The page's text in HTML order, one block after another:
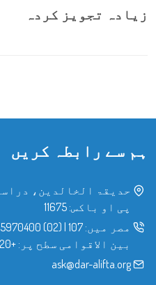
زیادہ تجویز کردہ
ہم سے رابطہ کریں
حدیقۃ الخالدین،
پی او باکس: 11675
مصر میں: 107
|
(02) 25970400
بین الاقوامی سطح پر: +20 2 25970400
ask@dar-alifta.org